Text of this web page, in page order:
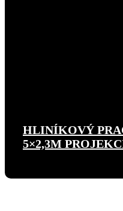
HLINÍKOVÝ
5×2,3M